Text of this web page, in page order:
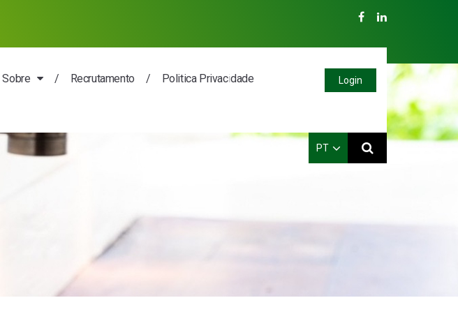
Sobre Recrutamento
Politica Privacidade
Login
PT